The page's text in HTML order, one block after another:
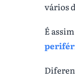
vários
É